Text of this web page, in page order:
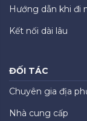
Hướng dẫn khi đi
Kết nối dài lâu
ĐỐI TÁC
Chuyên gia địa
Nhà cung cấp